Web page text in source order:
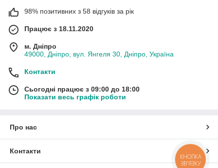
98% позитивних з 58 відгуків за рік
Працює з 18.11.2020
м. Дніпро
49000, Дніпро, вул. Янгеля 30, Дніпро, Україна
Контакти
Сьогодні працює з 09:00 до 18:00
Показати весь графік роботи
Про нас
Контакти
КНОПКА
ЗВ'ЯЗКУ